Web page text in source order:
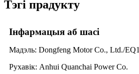
Тэгі прадукту
Інфармацыя аб шасі
Мадэль: Dongfeng Motor Co., Ltd./
Рухавік: Anhui Quanchai Power Co.